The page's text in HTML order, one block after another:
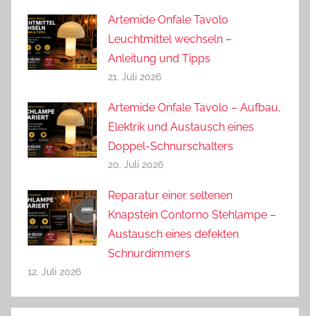
Artemide Onfale Tavolo
Leuchtmittel wechseln –
Anleitung und Tipps
21. Juli 2026
Artemide Onfale Tavolo – Aufbau,
Elektrik und Austausch eines
Doppel-Schnurschalters
20. Juli 2026
Reparatur einer seltenen
Knapstein Contorno Stehlampe –
Austausch eines defekten
Schnurdimmers
12. Juli 2026